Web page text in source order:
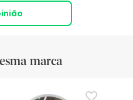
marca